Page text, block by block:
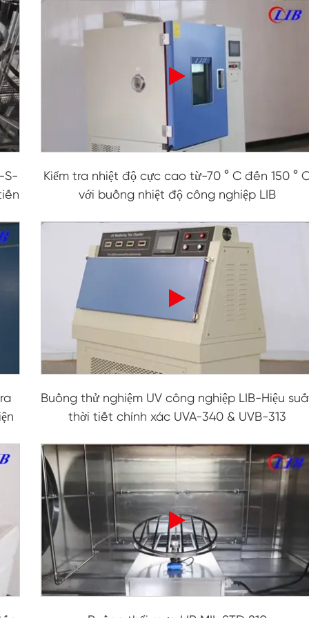
Buồng độ ẩm nhiệt độ không đổi
Buồng thử nghiệm pin
Buồng kiểm soát môi trường
Buồng khí hậu CO2
Buồng Đông lạnh
Buồng sưởi ẩm cho mô-đun PV
Buồng thử nghiệm khí hậu và nhiệt độ
Buồng thử nghiệm chống đóng băng
Buồng thử nghiệm nhiệt độ nóng lạnh
Tủ khí hậu không đổi
Thiết bị kiểm tra nước bắn và sốc nhiệt độ
lv124 K-12
Buồng chạy bằng pin chống cháy nổ
Máy rung nhiệt độ
Lò nướng công nghiệp dùng cho pin
Buồng đông lạnh công nghiệp
S-
Kiểm tra nhiệt độ cực cao từ-70 ° C đến 150 °
với buồng nhiệt độ công nghiệp LIB
Buồng thử nghiệm UV công nghiệp LIB-Hiệu
thời tiết chính xác UVA-340 & UVB-313